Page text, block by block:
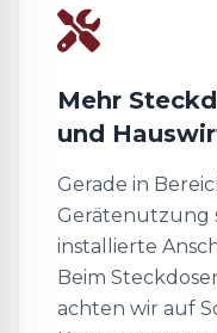
Mehr
und
Gerade in
Gerätenutzung
installierte
Beim
achten wir auf